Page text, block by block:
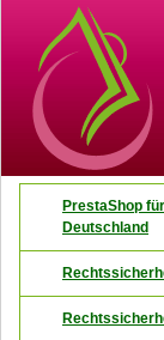
PrestaShop für
Deutschland